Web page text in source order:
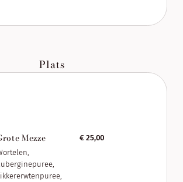
Plats
Mezze € 25,00